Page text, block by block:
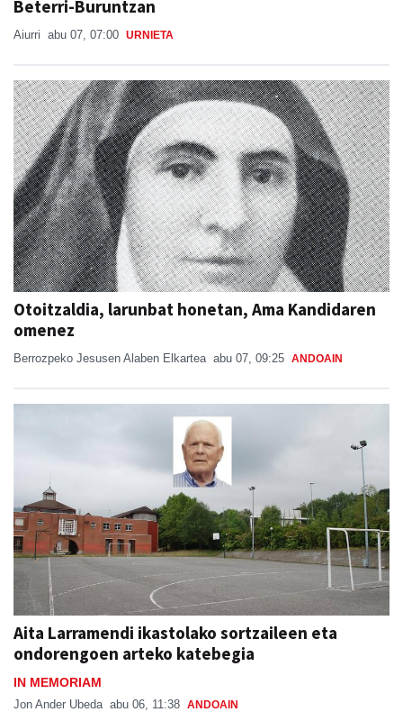
Beterri-Buruntzan
Aiurri abu 07, 07:00 URNIETA
Otoitzaldia, larunbat honetan, Ama Kandidaren
omenez
Berrozpeko Jesusen Alaben Elkartea abu 07, 09:25 ANDOAIN
Aita Larramendi ikastolako sortzaileen eta
ondorengoen arteko katebegia
IN MEMORIAM
Jon Ander Ubeda abu 06, 11:38 ANDOAIN